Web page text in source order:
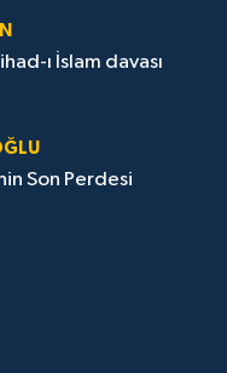
ı İslam davası
Son Perdesi